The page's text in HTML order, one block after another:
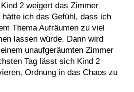
2 weigert das Zimmer
hätte ich das Gefühl, dass ich
Thema Aufräumen zu viel
lassen würde. Dann wird
unaufgeräumten Zimmer
Tag lässt sich Kind 2
Ordnung in das Chaos zu